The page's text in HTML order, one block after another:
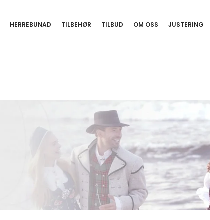
HERREBUNAD TILBEHØR TILBUD OM OSS JUSTERING